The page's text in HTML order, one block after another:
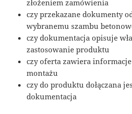
złożeniem zamówienia
czy przekazane dokumenty
wybranemu szambu
czy dokumentacja opisuje
zastosowanie produktu
czy oferta zawiera
montażu
czy do produktu dołączana
dokumentacja